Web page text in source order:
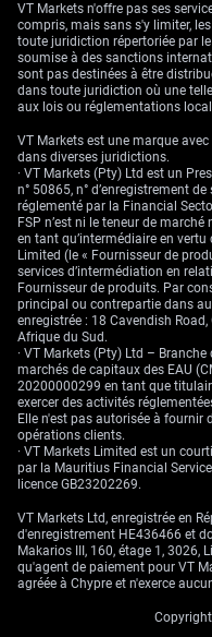
VT Markets n'offre pas ses
compris, mais sans s'y limiter,
toute juridiction répertoriée par
soumise à des sanctions
sont pas destinées à être
dans toute juridiction où une
aux lois ou réglementations
VT Markets est une marque
dans diverses juridictions.
· VT Markets (Pty) Ltd est un
n° 50865, n° d’enregistrement
réglementé par la Financial
FSP n’est ni le teneur de
en tant qu’intermédiaire en
Limited (le « Fournisseur de
services d’intermédiation en
Fournisseur de produits. Par
principal ou contrepartie dans
enregistrée : 18 Cavendish
Afrique du Sud.
· VT Markets (Pty) Ltd –
marchés de capitaux des EAU
20200000299 en tant que
exercer des activités
Elle n'est pas autorisée à fournir
opérations clients.
· VT Markets Limited est un
par la Mauritius Financial
licence GB23202269.
VT Markets Ltd, enregistrée en
d'enregistrement HE436466 et
Makarios III, 160, étage 1, 3026,
qu'agent de paiement pour VT
agréée à Chypre et n'exerce